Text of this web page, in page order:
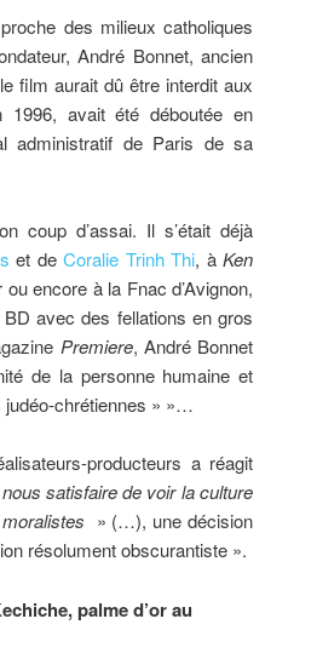
des milieux catholiques
André Bonnet, ancien
film aurait dû être interdit aux
1996, avait été déboutée en
administratif de Paris de sa
coup d’assai. Il s’était déjà
et deCoralie Trinh Thi, àKen
encore à la Fnac d’Avignon,
avec des fellations en gros
Premiere, André Bonnet
de la personne humaine et
judéo-chrétiennes » »…
producteurs a réagit
satisfaire de voir la culture
» (…), une décision
résolument obscurantiste ».
palme d’or au